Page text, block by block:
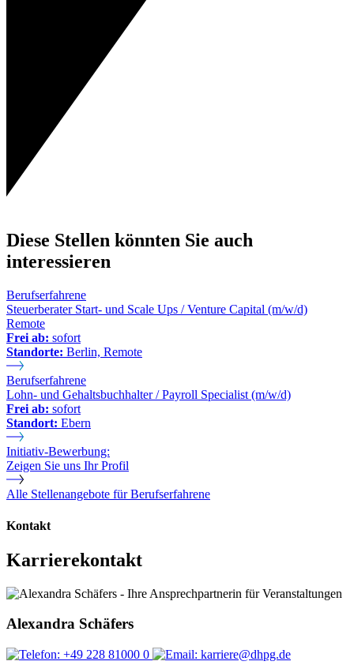
Diese Stellen könnten Sie auch
interessieren
Berufserfahrene
Steuerberater Start- und Scale Ups / Venture Capital (m/w/d)
Remote
Frei ab: sofort
Standorte: Berlin, Remote
Berufserfahrene
Lohn- und Gehaltsbuchhalter / Payroll Specialist (m/w/d)
Frei ab: sofort
Standort: Ebern
Initiativ-Bewerbung:
Zeigen Sie uns Ihr Profil
Alle Stellenangebote für Berufserfahrene
Kontakt
Karrierekontakt
Alexandra Schäfers
+49 228 81000 0 karriere@dhpg.de